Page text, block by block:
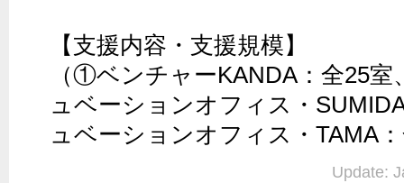
【支援内容・支援規模】
（①ベンチャーKANDA：全25
ュベーションオフィス・
ュベーションオフィス・TAMA
Update: